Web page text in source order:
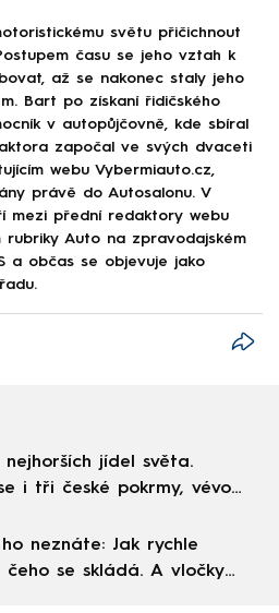
světu přičichnout
času se jeho vztah k
až se nakonec staly jeho
Bart po získaní řidičského
v autopůjčovně, kde sbíral
započal ve svých dvaceti
webu Vybermiauto.cz,
právě do Autosalonu. V
mezi přední redaktory webu
rubriky Auto na zpravodajském
a občas se objevuje jako
nejhorších jídel světa.
i tři české pokrmy, vévodí
neznáte: Jak rychle
se skládá. A vločky